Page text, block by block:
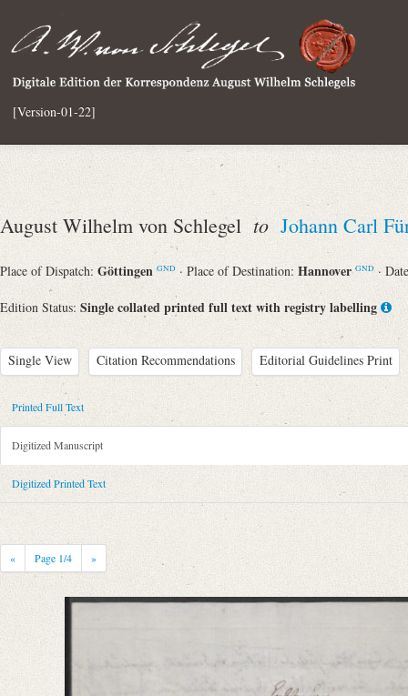
[Version-01-22]
August Wilhelm von Schlegel to Johann Carl
Place of Dispatch: Göttingen GND · Place of Destination: Hannover GND ·
Edition Status: Single collated printed full text with registry labelling
Single View Citation Recommendations Editorial Guidelines Print
Metadata Concerning Header
Sender: August Wilhelm von Schlegel
Recipient: Johann Carl Fürchtegott Schlegel
Place of Dispatch: Göttingen
Place of Destination: Hannover
Notations: Absendeort erschlossen.
Printed Text
Provider: Dresden, Sächsische Landesbibliothek - Staats- und
Incipit: „[1] [Göttingen] Donnerstags. d. 4ten May 1786
Printed Full Text
Digitized Manuscript
Digitized Printed Text
« Page 1/4 »